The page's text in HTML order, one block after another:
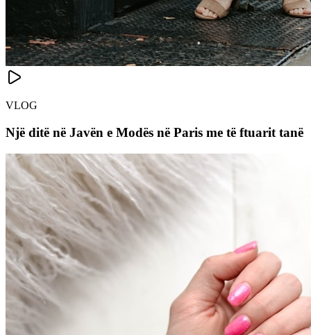
VLOG
Një ditë në Javën e Modës në Paris me të ftuarit tanë